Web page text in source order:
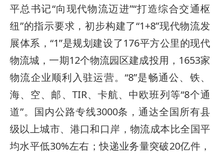
平总书记“向现代物流迈进”“打造综合交通枢
纽”的指示要求，初步构建了“1+8”现代物流发
展体系，“1”是规划建设了176平方公里的现代
物流城，一期12个物流园区建成投用，1653家
物流企业顺利入驻运营。“8”是畅通公、铁、
海、空、邮、TIR、卡航、中欧班列等“8个通
道”。国内公路专线3000条，通达全国所有县
级以上城市、港口和口岸，物流成本比全国平
均水平低30%左右；快递业务量突破20亿件，